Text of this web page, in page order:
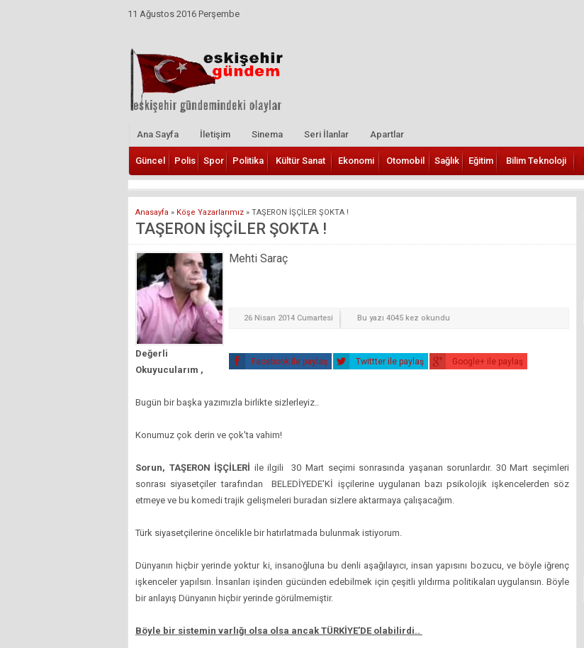
11 Ağustos 2016 Perşembe
Ana Sayfa İletişim Sinema Seri İlanlar Apartlar
Güncel Polis Spor Politika Kültür Sanat Ekonomi Otomobil Sağlık Eğitim Bilim Teknoloji
Anasayfa » Köşe Yazarlarımız » TAŞERON İŞÇİLER ŞOKTA !
TAŞERON İŞÇİLER ŞOKTA !
Mehti Saraç
26 Nisan 2014 Cumartesi Bu yazı 4045 kez okundu
Facebook ile paylaş Twittter ile paylaş Google+ ile paylaş
Değerli
Okuyucularım ,
Bugün bir başka yazımızla birlikte sizlerleyiz..
Konumuz çok derin ve çok'ta vahim!
Sorun, TAŞERON İŞÇİLERİ ile ilgili 30 Mart seçimi sonrasında yaşanan sorunlardır. 30 Mart seçimleri
sonrası siyasetçiler tarafından BELEDİYEDE'Kİ işçilerine uygulanan bazı psikolojik işkencelerden söz
etmeye ve bu komedi trajik gelişmeleri buradan sizlere aktarmaya çalışacağım.
Türk siyasetçilerine öncelikle bir hatırlatmada bulunmak istiyorum.
Dünyanın hiçbir yerinde yoktur ki, insanoğluna bu denli aşağılayıcı, insan yapısını bozucu, ve böyle iğrenç
işkenceler yapılsın. İnsanları işinden gücünden edebilmek için çeşitli yıldırma politikaları uygulansın. Böyle
bir anlayış Dünyanın hiçbir yerinde görülmemiştir.
Böyle bir sistemin varlığı olsa olsa ancak TÜRKİYE’DE olabilirdi..